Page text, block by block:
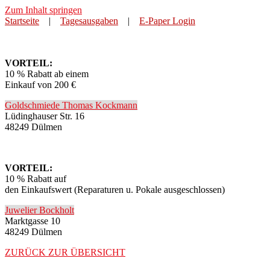
Zum Inhalt springen
Startseite
| Tagesausgaben | E-Paper Login
VORTEIL:
10 % Rabatt ab einem
Einkauf von 200 €
Goldschmiede Thomas Kockmann
Lüdinghauser Str. 16
48249 Dülmen
VORTEIL:
10 % Rabatt auf
den Einkaufswert (Reparaturen u. Pokale ausgeschlossen)
Juwelier Bockholt
Marktgasse 10
48249 Dülmen
ZURÜCK ZUR ÜBERSICHT